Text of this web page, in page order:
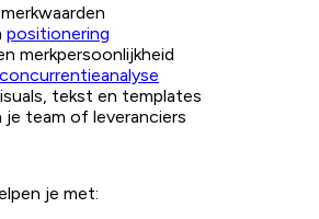
positionering
merkpersoonlijkheid
tekst en templates
je team of leveranciers
je met: